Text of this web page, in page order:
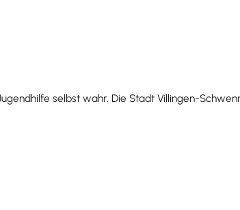
selbst wahr. Die Stadt Villingen-